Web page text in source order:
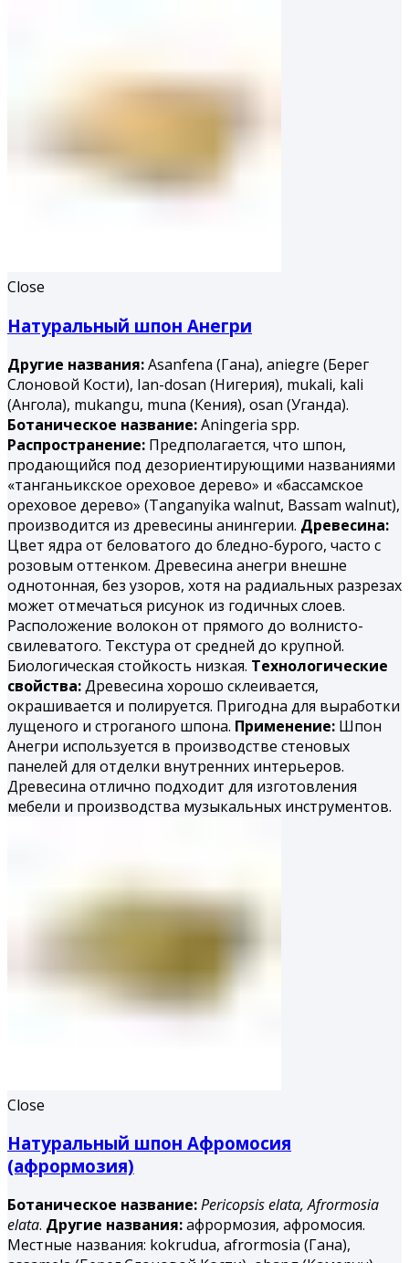
Close
Натуральный шпон Анегри
Другие названия:Asanfena (Гана), aniegre (Берег
Слоновой Кости), Ian-dosan (Нигерия), mukali, kali
(Ангола), mukangu, muna (Ке­ния), osan (Уганда).
Ботаническое название:Aningeria spp.
Распространение: Предполагается, что шпон,
продающийся под дезориентирующими названиями
«танганьикское ореховое дерево» и «бассамское
ореховое дерево» (Tanganyika walnut, Bassam walnut),
производится из древесины анингерии. Древесина:
Цвет ядра от беловатого до бледно-бурого, часто с
розовым оттенком. Древесина анегри внешне
однотонная, без узоров, хотя на радиальных разрезах
может отмечаться рисунок из годичных слоев.
Расположение волокон от прямого до волнисто-
свилеватого. Текстура от средней до крупной.
Биологическая стойкость низкая. Технологические
свойства:Древесина хорошо склеивается,
окрашивается и полируется. При­годна для выработки
лущеного и строганого шпона. Применение: Шпон
Анегри используется в производстве стеновых
панелей для отделки внутренних интерьеров.
Древесина отлично подходит для изготовления
мебели и производства музыкальных инструментов.
Close
Натуральный шпон Афромосия
(афрормозия)
Ботаническое название:Pericopsis elata,Afrormosia
elata. Другие названия:афрормозия, афромосия.
Местные названия: kokrudua, afrormosia (Гана),